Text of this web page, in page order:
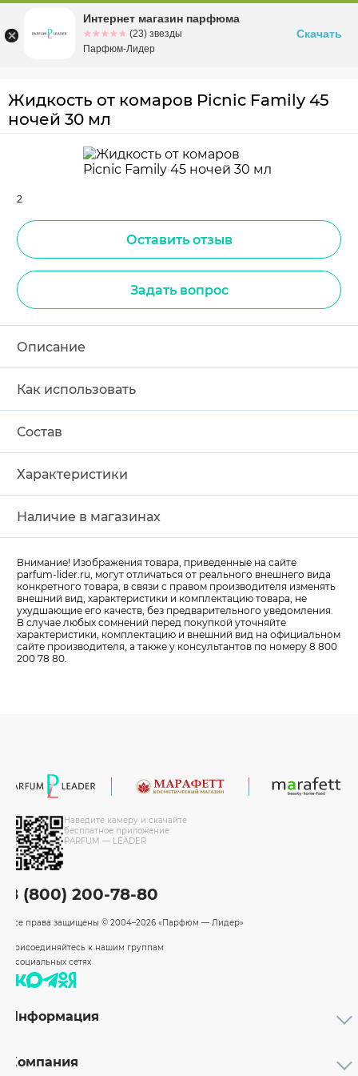
Омскул. Заозерная, 11, к. 1
Жидкость от комаров Picnic Family 45
ночей 30 мл
2
Оставить отзыв
Задать вопрос
Описание
Как использовать
Состав
Характеристики
Наличие в магазинах
Внимание! Изображения товара, приведенные на сайте
parfum-lider.ru, могут отличаться от реального внешнего вида
конкретного товара, в связи с правом производителя изменять
внешний вид, характеристики и комплектацию товара, не
ухудшающие его качеств, без предварительного уведомления.
В случае любых сомнений перед покупкой уточняйте
характеристики, комплектацию и внешний вид на официальном
сайте производителя, а также у консультантов по номеру 8 800
200 78 80.
Наведите камеру и скачайте
бесплатное приложение
PARFUM — LEADER
8 (800) 200-78-80
Все права защищены © 2004–2026 «Парфюм — Лидер»
Присоединяйтесь к нашим группам
в социальных сетях
Информация
Бренды
Компания
Интернет магазин парфюма
☆☆☆☆☆
★★★★★ (23) звезды
Парфюм-Лидер
Скачать